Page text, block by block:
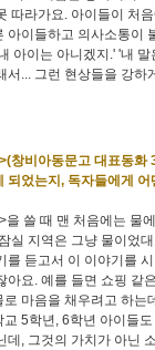
따라가요. 아이들이 처
아이들하고 의사소통이
아이는 아니겠지.' '내
서... 그런 현상들을 강
창비아동문고 대표동화
되었는지, 독자들에게
을 쓸 때 맨 처음에는 물
실 지역은 그냥 물이었
를 듣고서 이 이야기를
아요. 예를 들면 쇼핑 같
마음을 채우려고 하는
교 5학년, 6학년 아이들
데, 그것의 가치가 아닌